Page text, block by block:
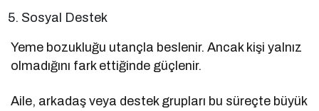
Sosyal Destek
Yeme bozukluğu utançla beslenir. Ancak kişi yalnız
olmadığını fark ettiğinde güçlenir.
Aile, arkadaş veya destek grupları bu süreçte büyük